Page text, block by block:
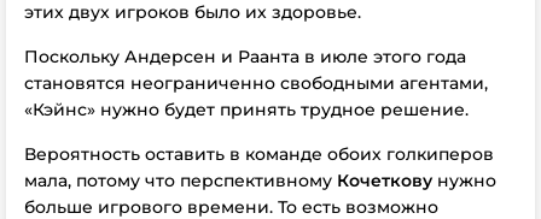
этих двух игроков было их здоровье.
Поскольку Андерсен и Раанта в июле этого года
становятся неограниченно свободными агентами,
«Кэйнс» нужно будет принять трудное решение.
Вероятность оставить в команде обоих голкиперов
мала, потому что перспективному Кочеткову нужно
больше игрового времени. То есть возможно